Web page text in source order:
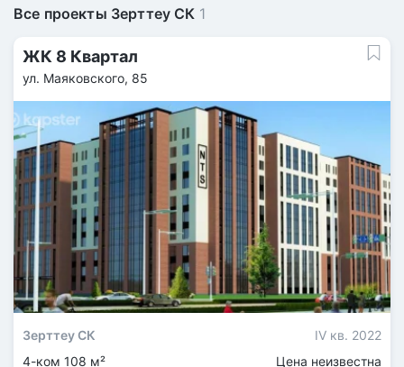
Все проекты Зерттеу СК 1
ЖК 8 Квартал
ул. Маяковского, 85
Зерттеу СК
IV кв. 2022
4-ком 108 м²
Цена неизвестна